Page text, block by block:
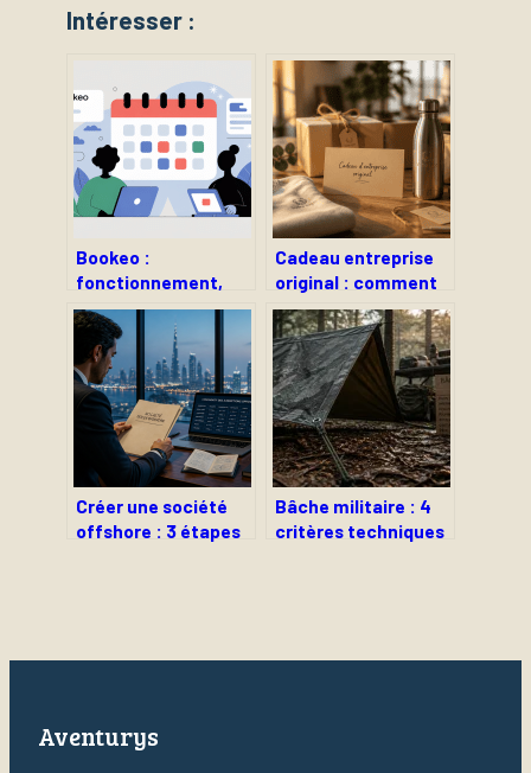
Intéresser :
Bookeo :
fonctionnement,
avis et bonnes
pratiques pour
mieux réserver en
ligne
Cadeau entreprise
original : comment
allier impact RSE,
utilité et
personnalisation ?
Créer une société
offshore : 3 étapes
Bâche militaire : 4
critères techniques
Aventurys